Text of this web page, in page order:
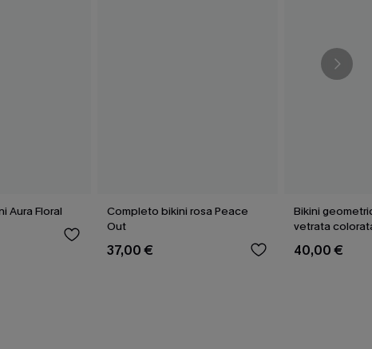
Aura Floral
Completo bikini rosa Peace
Out
37,00 €
Bikini
vetrata
40,00 €